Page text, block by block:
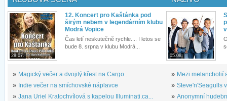
28.07.
12. Koncert pro Kaštánka pod
širým nebem v legendárním klubu
Modrá Vopice
Čas letí neskutečně rychle.... I letos se
bude 8. srpna v klubu Modrá...
» Magický večer a dvojitý křest na Cargo...
» Indie večer na smíchovské náplavce
» Jana Uriel Kratochvílová s kapelou Illuminati.ca...
05.08.
» Mezi melancholií
» Steve'n'Seagulls
» Anonymní